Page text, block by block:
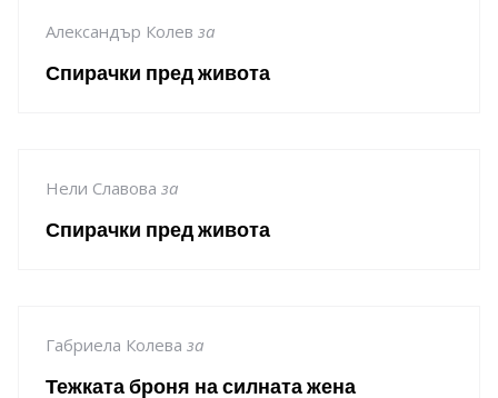
Александър Колев за
Спирачки пред живота
Нели Славова за
Спирачки пред живота
Габриела Колева за
Тежката броня на силната жена